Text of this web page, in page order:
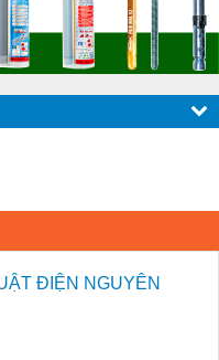
ĐIỆN NGUYÊN